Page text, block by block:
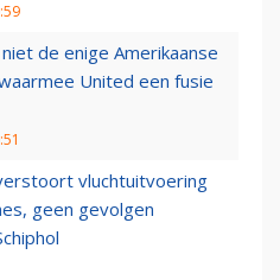
de enige Amerikaanse
United een fusie
vluchtuitvoering
geen gevolgen